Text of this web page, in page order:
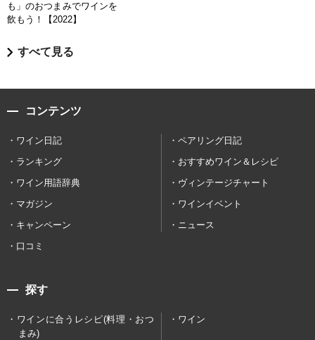
も」のおつまみでワインを
飲もう！【2022】
すべて見る
コンテンツ
ワイン日記
ペアリング日記
ランキング
おすすめワイン＆レシピ
ワイン用語辞典
ヴィンテージチャート
マガジン
ワインイベント
キャンペーン
ニュース
口コミ
探す
ワインに合うレシピ(料理・おつ
まみ)
ワイン